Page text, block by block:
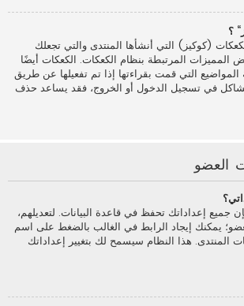
؟
(كوكيز) التي أنشأها المنتدى والتي تجعلك
المميزات المرتبطة بنظام الكعكات. الكعكات أيضًا
التي قمت بقراءتها إذا تم تفعيلها عن طريق
في تسجيل الدخول أو الخروج، فقد يساعد حذف
العضو
جميع إعداداتك تحفظ في قاعدة البيانات. لتعديلهم،
يمكنك إيجاد الرابط في الغالب بالضغط على اسم
هذا النظام سيسمح لك بتغيير إعداداتك